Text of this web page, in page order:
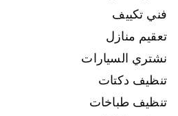
فني تكييف
تعقيم منازل
نشتري السيارات
تنظيف دكتات
تنظيف طباخات